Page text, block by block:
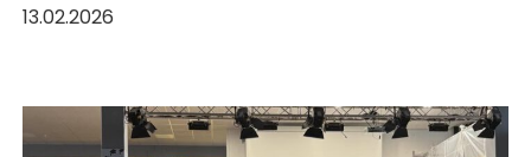
13.02.2026